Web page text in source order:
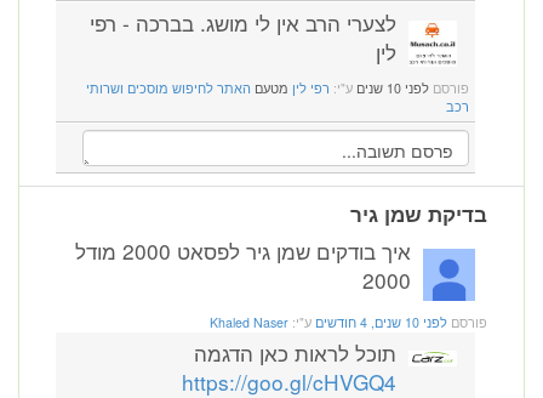
לצערי הרב אין לי מושג. בברכה - רפי
לין
פורסם לפני 10 שנים ע"י: רפי לין מטעם האתר לחיפוש מוסכים ושרותי
רכב
בדיקת שמן גיר
איך בודקים שמן גיר לפסאט 2000 מודל
2000
פורסם לפני 10 שנים, 4 חודשים ע"י: Khaled Naser
תוכל לראות כאן הדגמה
https://goo.gl/cHVGQ4